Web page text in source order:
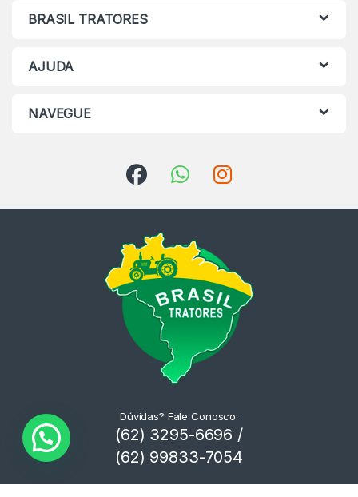
BRASIL TRATORES
AJUDA
NAVEGUE
Dúvidas? Fale Conosco:
(62) 3295-6696 /
(62) 99833-7054